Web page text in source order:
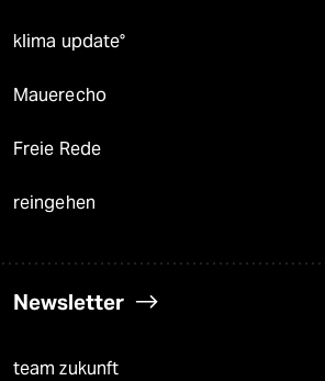
klima update°
Mauerecho
Freie Rede
reingehen
Newsletter
team zukunft